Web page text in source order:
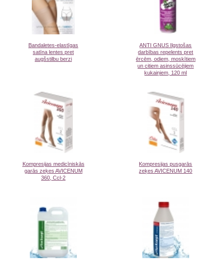
Bandaletes-elastīgas
satīna lentes pret
augšstilbu berzi
ANTI GNUS Ilgstošas
darbības repelents pret
ērcēm, odiem, moskītiem
un citiem asinssūcējiem
kukaiņiem, 120 ml
Kompresijas medicīniskās
garās zeķes AVICENUM
360, Ccl-2
Kompresijas pusgarās
zeķes AVICENUM 140